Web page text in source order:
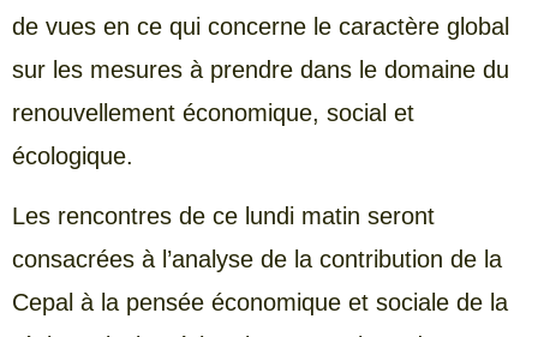
de vues en ce qui concerne le caractère global
sur les mesures à prendre dans le domaine du
renouvellement économique, social et
écologique.
Les rencontres de ce lundi matin seront
consacrées à l’analyse de la contribution de la
Cepal à la pensée économique et sociale de la